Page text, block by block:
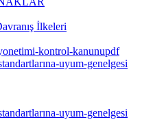
İlkeleri
kontrol-kanunupdf
uyum-genelgesi
uyum-genelgesi